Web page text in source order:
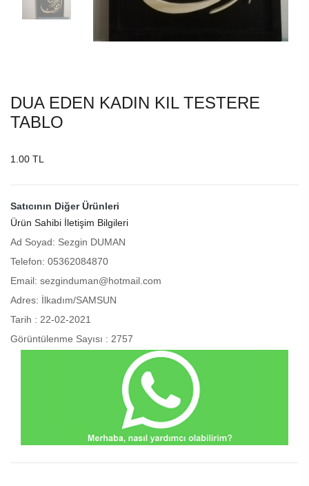
DUA EDEN KADIN KIL TESTERE
TABLO
1.00 TL
Satıcının Diğer Ürünleri
Ürün Sahibi İletişim Bilgileri
Ad Soyad: Sezgin DUMAN
Telefon: 05362084870
Email: sezginduman@hotmail.com
Adres: İlkadım/SAMSUN
Tarih : 22-02-2021
Görüntülenme Sayısı : 2757